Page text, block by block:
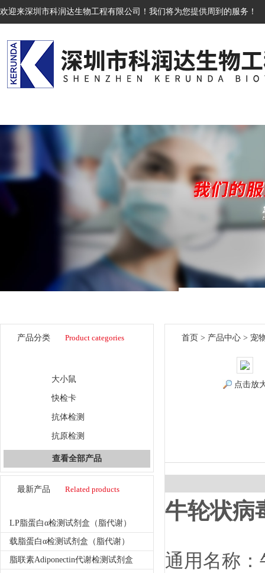
欢迎来深圳市科润达生物工程有限公司！我们将为您提供周到的服务！
产品分类 Product categories
大小鼠
快检卡
抗体检测
抗原检测
查看全部产品
最新产品 Related products
LP脂蛋白α检测试剂盒（脂代谢）
载脂蛋白α检测试剂盒（脂代谢）
脂联素Adiponectin代谢检测试剂盒
首页 > 产品中心 > 宠
点击放
牛轮状病
通用名称